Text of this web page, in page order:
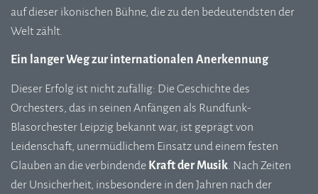
auf dieser ikonischen Bühne, die zu den bedeutendsten der
Welt zählt.
Ein langer Weg zur internationalen Anerkennung
Dieser Erfolg ist nicht zufällig: Die Geschichte des
Orchesters, das in seinen Anfängen als Rundfunk-
Blasorchester Leipzig bekannt war, ist geprägt von
Leidenschaft, unermüdlichem Einsatz und einem festen
Glauben an die verbindende Kraft der Musik . Nach Zeiten
der Unsicherheit, insbesondere in den Jahren nach der